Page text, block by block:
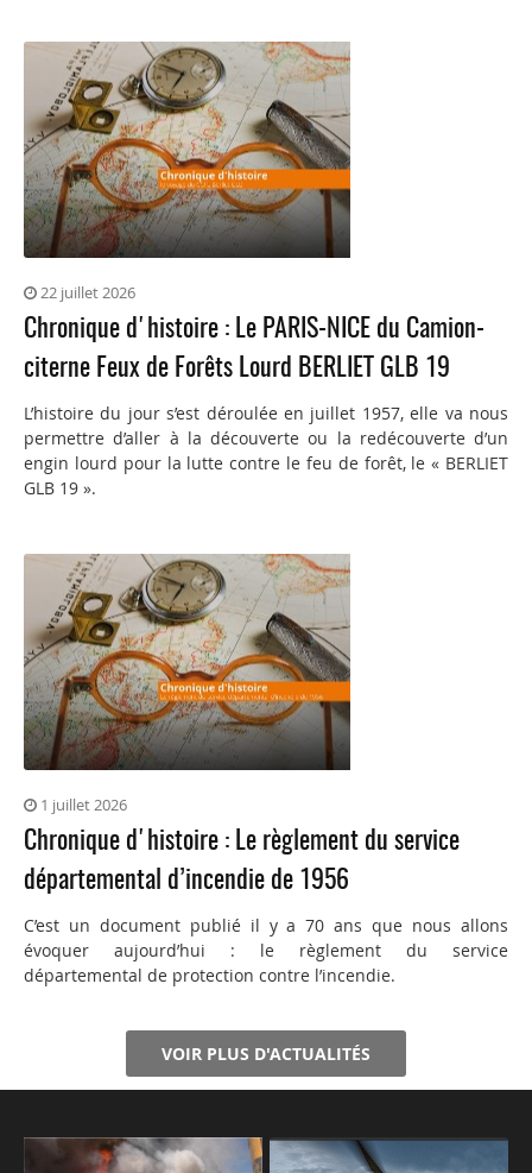
22 juillet 2026
Chronique d'histoire : Le PARIS-NICE du Camion-
citerne Feux de Forêts Lourd BERLIET GLB 19
L’histoire du jour s’est déroulée en juillet 1957, elle va nous
permettre d’aller à la découverte ou la redécouverte d’un
engin lourd pour la lutte contre le feu de forêt, le « BERLIET
GLB 19 ».
1 juillet 2026
Chronique d'histoire : Le règlement du service
départemental d’incendie de 1956
C’est un document publié il y a 70 ans que nous allons
évoquer aujourd’hui : le règlement du service
départemental de protection contre l’incendie.
VOIR PLUS D'ACTUALITÉS